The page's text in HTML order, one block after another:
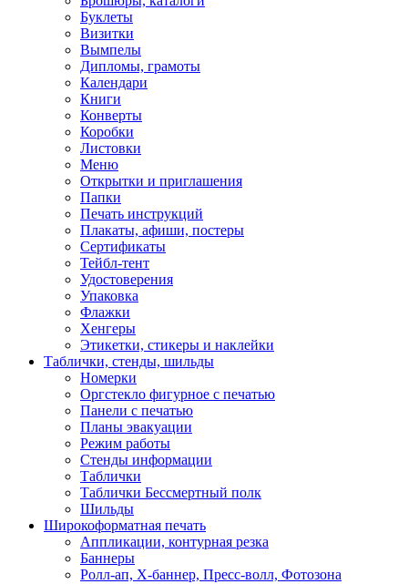
Буклеты
Визитки
Вымпелы
Дипломы, грамоты
Календари
Книги
Конверты
Коробки
Листовки
Меню
Открытки и приглашения
Папки
Печать инструкций
Плакаты, афиши, постеры
Сертификаты
Тейбл-тент
Удостоверения
Упаковка
Флажки
Хенгеры
Этикетки, стикеры и наклейки
Таблички, стенды, шильды
Номерки
Оргстекло фигурное с печатью
Панели с печатью
Планы эвакуации
Режим работы
Стенды информации
Таблички
Таблички Бессмертный полк
Шильды
Широкоформатная печать
Аппликации, контурная резка
Баннеры
Ролл-ап, X-баннер, Пресс-волл, Фотозона